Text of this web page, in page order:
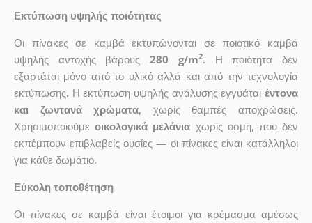
Εκτύπωση υψηλής ποιότητας
Οι πίνακες σε καμβά εκτυπώνονται σε ποιοτικό καμβά
υψηλής αντοχής βάρους280 g/m2. Η ποιότητα δεν
εξαρτάται μόνο από το υλικό αλλά και από την τεχνολογία
εκτύπωσης. Η εκτύπωση υψηλής ανάλυσης εγγυάταιέντονα
και ζωντανά χρώματα, χωρίς θαμπές αποχρώσεις.
Χρησιμοποιούμεοικολογικά μελάνια χωρίς οσμή, που δεν
εκπέμπουν επιβλαβείς ουσίες — οι πίνακες είναι κατάλληλοι
για κάθε δωμάτιο.
Εύκολη τοποθέτηση
Οι πίνακες σε καμβά είναι έτοιμοι για κρέμασμα αμέσως